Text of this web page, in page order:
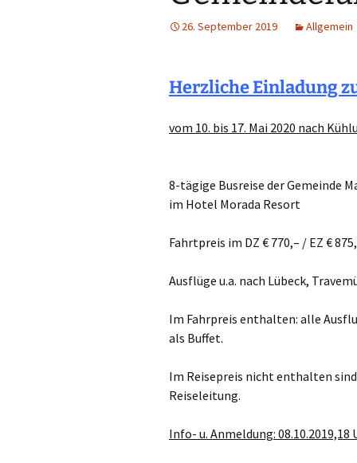
Oekum.
Seelsorglicher
Vorschau
26. September 2019 Allgemein
Herzliche Einladung
vom 10. bis 17. Mai 2020 nach
8-tägige Busreise der Gemeinde
im Hotel Morada Resort
Fahrtpreis im DZ € 770,– / EZ €
Ausflüge u.a. nach Lübeck,
Im Fahrpreis enthalten: alle
als Buffet.
Im Reisepreis nicht enthalten
Reiseleitung.
Info- u. Anmeldung: 08.10.2019,18